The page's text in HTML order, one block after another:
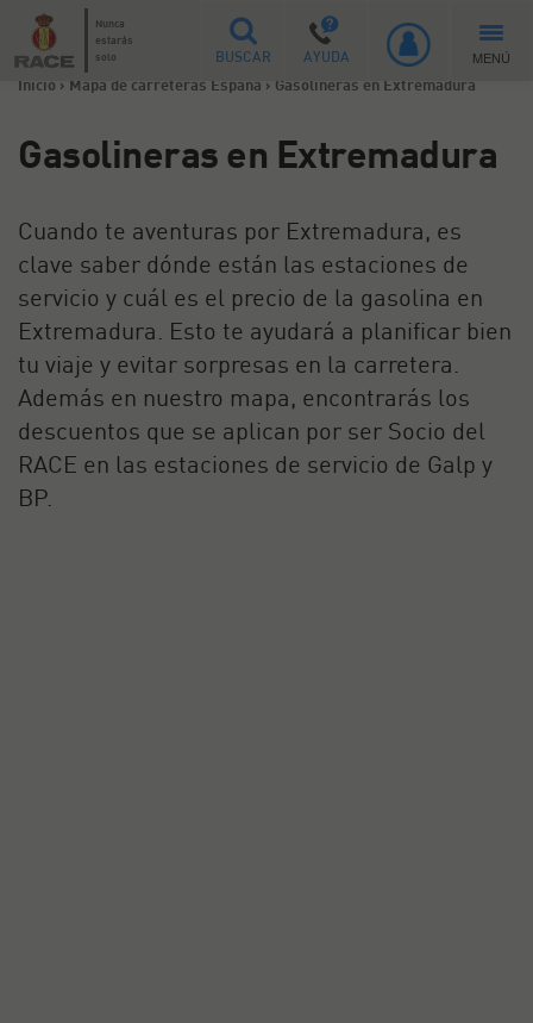
Nunca
estarás
solo
BUSCAR AYUDA
MENÚ
Inicio > Mapa de carreteras España > Gasolineras en Extremadura
Gasolineras en Extremadura
Cuando te aventuras por Extremadura, es
clave saber dónde están las estaciones de
servicio y cuál es el precio de la gasolina en
Extremadura. Esto te ayudará a planificar bien
tu viaje y evitar sorpresas en la carretera.
Además en nuestro mapa, encontrarás los
descuentos que se aplican por ser Socio del
RACE en las estaciones de servicio de Galp y
BP.